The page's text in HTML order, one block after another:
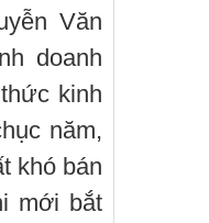
Văn
doanh
kinh
năm,
khó bán
mới bắt